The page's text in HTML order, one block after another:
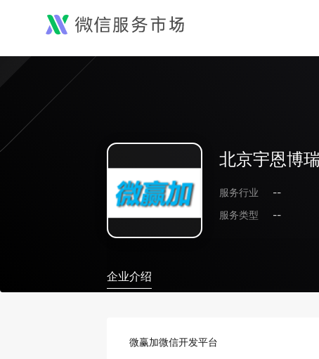
北京宇恩博
服务行业
--
服务类型
--
企业介绍
微赢加微信开发平台